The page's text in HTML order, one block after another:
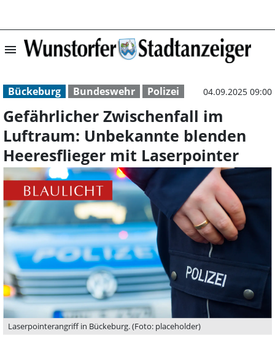
menu Gefährlicher
Bückeburg Bundeswehr Polizei 04.09.2025 09:00
Gefährlicher Zwischenfall im
Luftraum: Unbekannte blenden
Heeresflieger mit Laserpointer
Laserpointerangriff in Bückeburg. (Foto: placeholder)